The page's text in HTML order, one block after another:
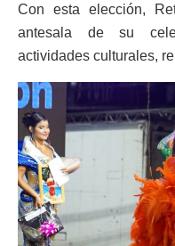
Con esta elección,
antesala de su
actividades culturales,